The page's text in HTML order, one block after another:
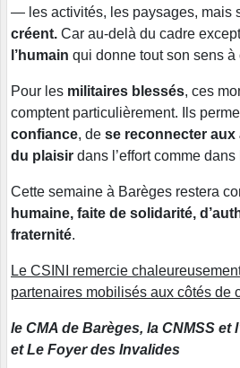
— les activités, les paysages, mais
créent. Car au-delà du cadre
l’humain qui donne tout son sens à
Pour les militaires blessés, ces
comptent particulièrement. Ils
confiance, de se reconnecter aux
du plaisir dans l’effort comme
Cette semaine à Barèges restera
humaine, faite de solidarité,
fraternité.
Le CSINI remercie
partenaires mobilisés aux côtés de
le CMA de Barèges, la CNMSS et
et Le Foyer des Invalides